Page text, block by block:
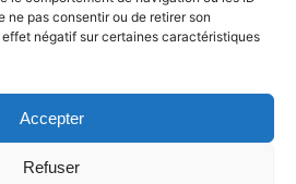
ne pas consentir ou de retirer son
négatif sur certaines caractéristiques
Accepter
Refuser